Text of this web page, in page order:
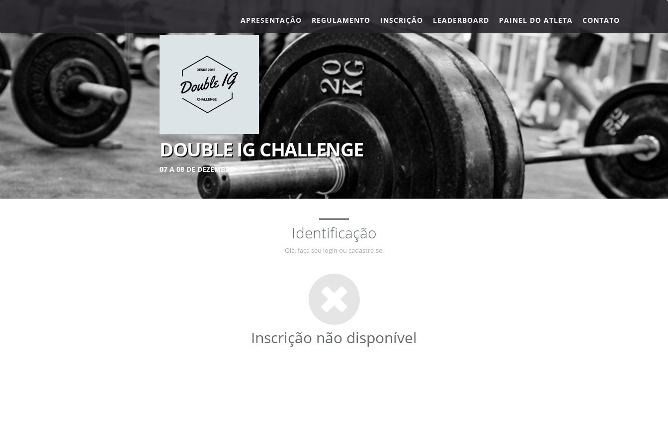
APRESENTAÇÃO REGULAMENTO INSCRIÇÃO LEADERBOARD PAINEL DO ATLETA CONTATO
DOUBLE IG CHALLENGE
07 A 08 DE DEZEMBRO
Identificação
Olá, faça seu login ou cadastre-se.
Inscrição não disponível